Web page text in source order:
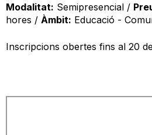
Modalitat: Semipresencial /
hores / Àmbit: Educació -
Inscripcions obertes fins al 20